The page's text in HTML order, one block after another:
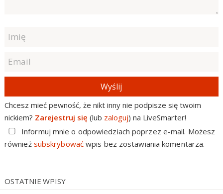
Wyślij
Chcesz mieć pewność, że nikt inny nie podpisze się twoim
nickiem? Zarejestruj się (lub zaloguj) na LiveSmarter!
Informuj mnie o odpowiedziach poprzez e-mail. Możesz
również subskrybowaćwpis bez zostawiania komentarza.
OSTATNIE WPISY